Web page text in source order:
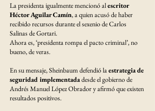
La presidenta igualmente mencionó alescritor
Héctor Aguilar Camín, a quien acusó de haber
recibido recursos durante el sexenio de Carlos
Salinas de Gortari.
Ahora es, ‘presidenta rompa el pacto criminal’, no
bueno, de veras.
En su mensaje, Sheinbaum defendió laestrategia de
seguridad implementadadesde el gobierno de
Andrés Manuel López Obrador y afirmó que existen
resultados positivos.